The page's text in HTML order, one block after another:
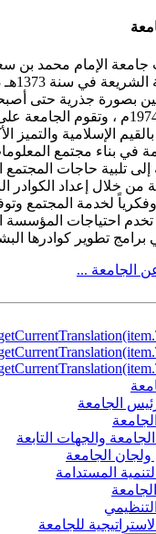
الإمام محمد بن
بصورة جذرية حتى
1394 - 1974م ، وتقوم
بالقيم الإسلامية
في بناء مجتمع
إلى تلبية حاجات المجتمع
من خلال إعداد الكوادر
وفكرياً لخدمة المجتمع
تخدم احتياجات المؤسسة
برامج تطوير كوادرها
عن الجامعة ...
الجامعة
والجهات التابعة
الجامعة
المستدامة
للجامعة